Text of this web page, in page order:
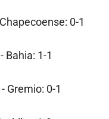
0-1
Bahia: 1-1
Gremio: 0-1